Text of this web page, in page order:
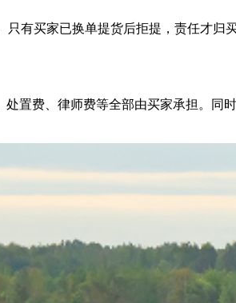
有买家已换单提货后拒提，责任才归
置费、律师费等全部由买家承担。同